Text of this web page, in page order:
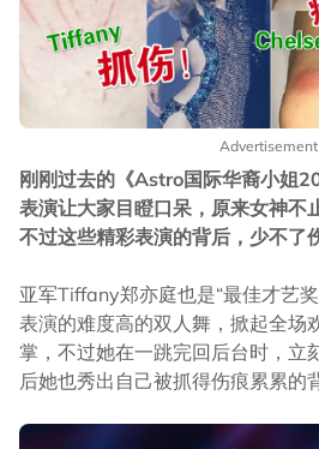
Advertisement
刚刚过去的《Astro国际华裔小姐
表演让大家目瞪口呆，原来女神不
不过这些精彩表演的背后，少不了
亚军Tiffany郑亦庭也是“最佳才艺
表演的难度高的双人舞，掀起全场
掌，不过她在一跳完回后台时，立
后她也秀出自己被抓得伤痕累累的